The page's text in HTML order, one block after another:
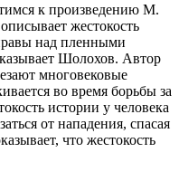
к произведению М.
жестокость
над пленными
Шолохов. Автор
многовековые
во время борьбы за
истории у человека
от нападения, спасая
что жестокость